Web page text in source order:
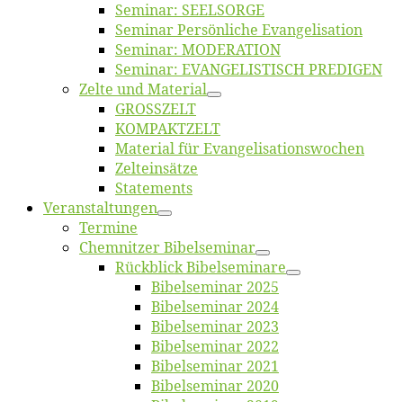
Se­mi­nar: SEELSORGE
Se­mi­nar Per­sön­li­che Evangelisation
Se­mi­nar: MODERATION
Se­mi­nar: EVANGELISTISCH PREDIGEN
Zel­te und Material
GROSSZELT
KOMPAKTZELT
Ma­te­ri­al für Evangelisationswochen
Zelt­ein­sät­ze
State­ments
Ver­an­stal­tun­gen
Ter­mi­ne
Chemnit­zer Bibelseminar
Rück­blick Bibelseminare
Bi­bel­se­mi­nar 2025
Bi­bel­se­mi­nar 2024
Bi­bel­se­mi­nar 2023
Bi­bel­se­mi­nar 2022
Bi­bel­se­mi­nar 2021
Bi­bel­se­mi­nar 2020